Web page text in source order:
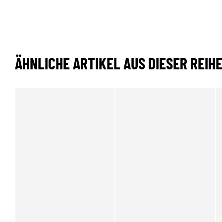
ÄHNLICHE ARTIKEL AUS DIESER REIHE